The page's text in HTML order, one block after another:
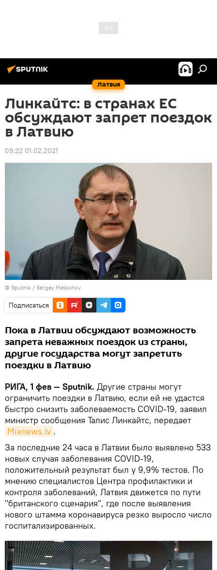
Латвия
Линкайтс: в странах ЕС
обсуждают запрет поездок
в Латвию
09:22 01.02.2021
© Sputnik / Sergey Melkonov
Подписаться
Пока в Латвии обсуждают возможность
запрета неважных поездок из страны,
другие государства могут запретить
поездки в Латвию
РИГА, 1 фев — Sputnik. Другие страны могут
ограничить поездки в Латвию, если ей не удастся
быстро снизить заболеваемость COVID-19, заявил
министр сообщения Талис Линкайтс, передает
Mixnews.lv .
За последние 24 часа в Латвии было выявлено 533
новых случая заболевания COVID-19,
положительный результат был у 9,9% тестов. По
мнению специалистов Центра профилактики и
контроля заболеваний, Латвия движется по пути
"британского сценария", где после выявления
нового штамма коронавируса резко выросло число
госпитализированных.